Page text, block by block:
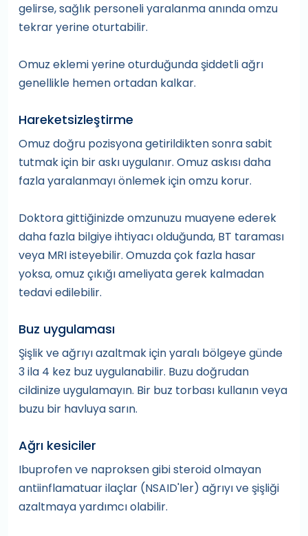
gelirse, sağlık personeli yaralanma anında omzu
tekrar yerine oturtabilir.
Omuz eklemi yerine oturduğunda şiddetli ağrı
genellikle hemen ortadan kalkar.
Hareketsizleştirme
Omuz doğru pozisyona getirildikten sonra sabit
tutmak için bir askı uygulanır. Omuz askısı daha
fazla yaralanmayı önlemek için omzu korur.
Doktora gittiğinizde omzunuzu muayene ederek
daha fazla bilgiye ihtiyacı olduğunda, BT taraması
veya MRI isteyebilir. Omuzda çok fazla hasar
yoksa, omuz çıkığı ameliyata gerek kalmadan
tedavi edilebilir.
Buz uygulaması
Şişlik ve ağrıyı azaltmak için yaralı bölgeye günde
3 ila 4 kez buz uygulanabilir. Buzu doğrudan
cildinize uygulamayın. Bir buz torbası kullanın veya
buzu bir havluya sarın.
Ağrı kesiciler
Ibuprofen ve naproksen gibi steroid olmayan
antiinflamatuar ilaçlar (NSAID'ler) ağrıyı ve şişliği
azaltmaya yardımcı olabilir.